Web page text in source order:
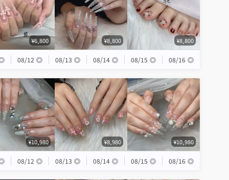
¥6,800 ¥8,800 ¥8,800
08/12 ◎ 08/13 ◎ 08/14 ◎ 08/15 ◎ 08/16 ◎
¥10,980 ¥8,980 ¥10,980
08/12 ◎ 08/13 ◎ 08/14 ◎ 08/15 ◎ 08/16 ◎